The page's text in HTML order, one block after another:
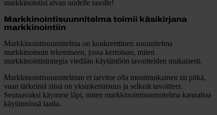
markkinointisi aivan uudelle tasolle!
Markkinointisuunnitelma toimii käsikirjana
markkinointiin
Markkinointisuunnitelma on konkreettinen suunnitelma
markkinoinnin tekemiseen, jossa kerrotaan, miten
markkinointistrategia viedään käytäntöön tavoitteiden mukaisesti.
Markkinointisuunnitelman ei tarvitse olla monimutkainen tai pitkä,
vaan tärkeintä siinä on yksinkertaisuus ja selkeät tavoitteet.
Seuraavaksi käymme läpi, miten markkinointisuunnitelma kannattaa
käytännössä laatia.